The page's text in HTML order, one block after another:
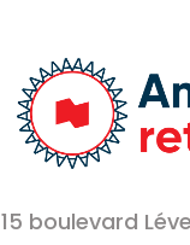
15 boulevard